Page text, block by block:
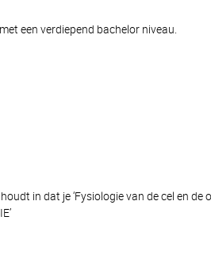
een verdiepend bachelor niveau.
in dat je ‘Fysiologie van de cel en